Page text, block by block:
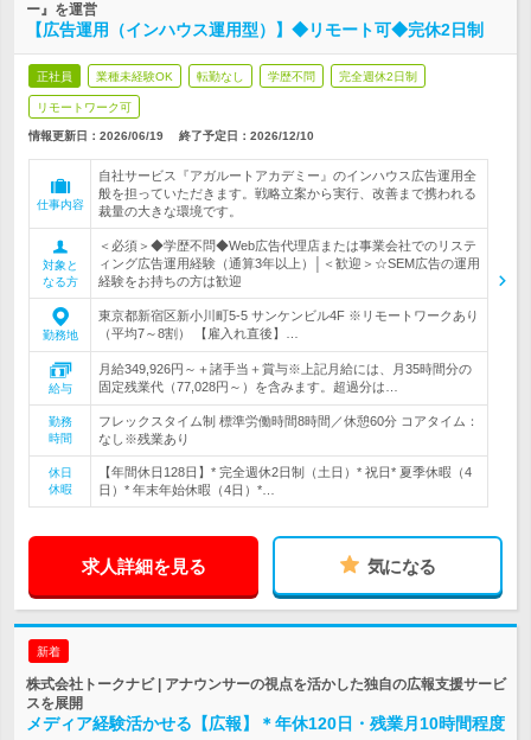
ー』を運営
【広告運用（インハウス運用型）】◆リモート可◆完休2日制
正社員 業種未経験OK 転勤なし 学歴不問 完全週休2日制
リモートワーク可
情報更新日：2026/06/19 終了予定日： 2026/12/10
仕事内容
自社サービス『アガルートアカデミー』のインハウス広告運用全
般を担っていただきます。戦略立案から実行、改善まで携われる
裁量の大きな環境です。
対象と
なる方
＜必須＞◆学歴不問◆Web広告代理店または事業会社でのリステ
ィング広告運用経験（通算3年以上）│＜歓迎＞☆SEM広告の運用
経験をお持ちの方は歓迎
勤務地
東京都新宿区新小川町5-5 サンケンビル4F ※リモートワークあり
（平均7～8割） 【雇入れ直後】…
給与
月給349,926円～＋諸手当＋賞与※上記月給には、月35時間分の
固定残業代（77,028円～）を含みます。超過分は…
勤務
時間
フレックスタイム制 標準労働時間8時間／休憩60分 コアタイム：
なし※残業あり
休日
休暇
【年間休日128日】* 完全週休2日制（土日）* 祝日* 夏季休暇（4
日）* 年末年始休暇（4日）*…
求人詳細を見る 気になる
新着
株式会社トークナビ | アナウンサーの視点を活かした独自の広報支援サービ
スを展開
メディア経験活かせる【広報】＊年休120日・残業月10時間程度